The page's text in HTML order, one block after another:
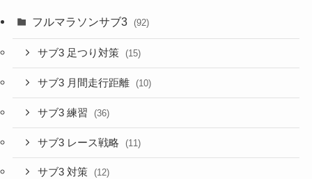
フルマラソンサブ3 (92)
サブ3 足つり対策 (15)
サブ3 月間走行距離 (10)
サブ3 練習 (36)
サブ3 レース戦略 (11)
サブ3 対策 (12)